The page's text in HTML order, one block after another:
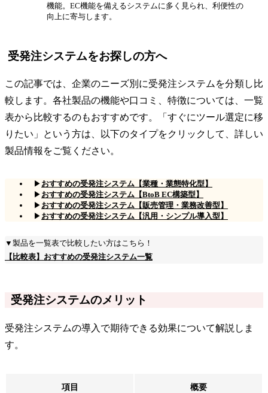
機能。EC機能を備えるシステムに多く見られ、利便性の
向上に寄与します。
受発注システムをお探しの方へ
この記事では、企業のニーズ別に受発注システムを分類し比
較します。各社製品の機能や口コミ、特徴については、一覧
表から比較するのもおすすめです。「すぐにツール選定に移
りたい」という方は、以下のタイプをクリックして、詳しい
製品情報をご覧ください。
▶ おすすめの受発注システム【業種・業態特化型】
▶ おすすめの受発注システム【BtoB EC構築型】
▶ おすすめの受発注システム【販売管理・業務改善型】
▶ おすすめの受発注システム【汎用・シンプル導入型】
▼製品を一覧表で比較したい方はこちら！
【比較表】おすすめの受発注システム一覧
受発注システムのメリット
受発注システムの導入で期待できる効果について解説しま
す。
項目 概要